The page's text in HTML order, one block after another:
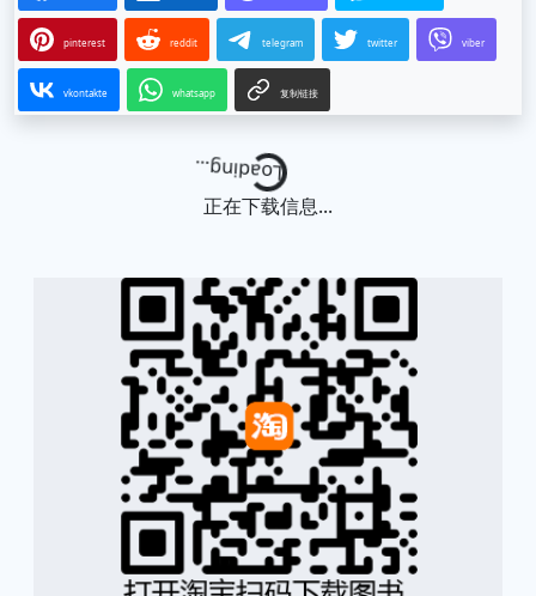
pinterest reddit telegram twitter viber
vkontakte whatsapp 复制链接
Loading...
正在下载信息...